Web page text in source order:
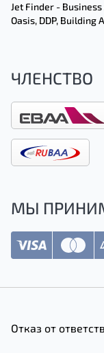
Jet Finder -
Oasis, DDP, Building
ЧЛЕНСТВО
МЫ
Отказ от